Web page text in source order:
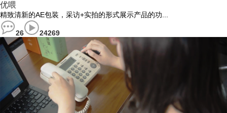
优喂
精致清新的AE包装，采访+实拍的形式展示产品的功...
26 24269